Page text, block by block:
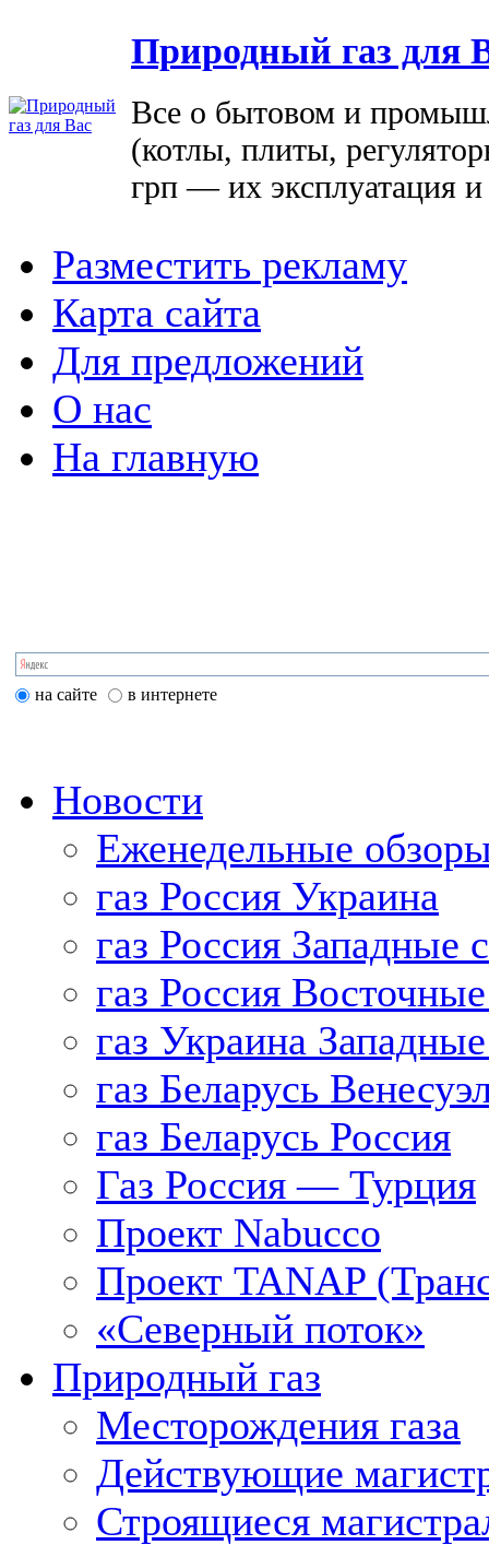
Природный газ для
Все о бытовом и
(котлы, плиты,
грп — их эксплуатация
Разместить рекламу
Карта сайта
Для предложений
О нас
На главную
на сайте в интернете
Новости
Еженедельные
газ Россия Украина
газ Россия Западные
газ Россия
газ Украина
газ Беларусь
газ Беларусь Россия
Газ Россия — Турция
Проект Nabucco
Проект TANAP
«Северный поток»
Природный газ
Месторождения газа
Действующие
Строящиеся